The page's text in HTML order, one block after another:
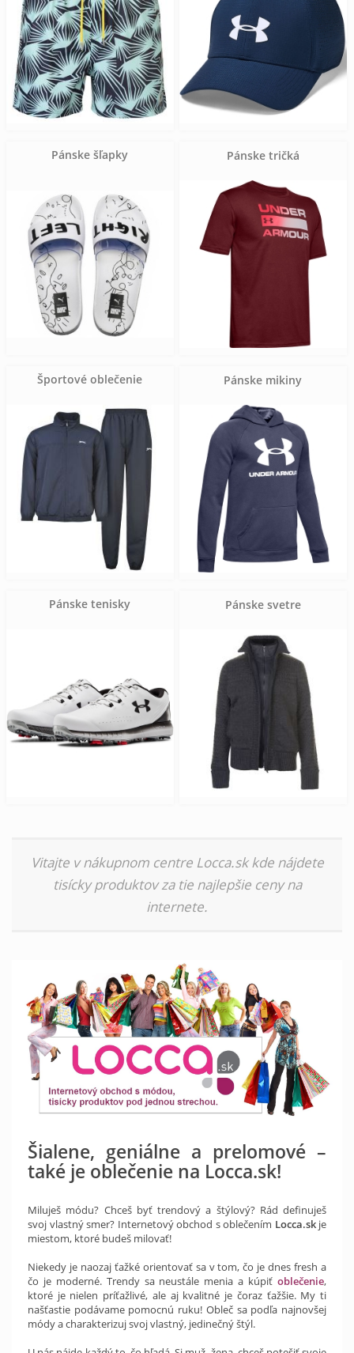
Pánske šľapky Pánske tričká
Športové oblečenie Pánske mikiny
Pánske tenisky Pánske svetre
Vitajte v nákupnom centre Locca.sk kde nájdete
tisícky produktov za tie najlepšie ceny na
internete.
Šialene, geniálne a prelomové –
také je oblečenie na Locca.sk!
Miluješ módu? Chceš byť trendový a štýlový? Rád definuješ
svoj vlastný smer? Internetový obchod s oblečením Locca.skje
miestom, ktoré budeš milovať!
Niekedy je naozaj ťažké orientovať sa v tom, čo je dnes fresh a
čo je moderné. Trendy sa neustále menia a kúpiť oblečenie,
ktoré je nielen príťažlivé, ale aj kvalitné je čoraz ťažšie. My ti
našťastie podávame pomocnú ruku! Obleč sa podľa najnovšej
módy a charakterizuj svoj vlastný, jedinečný štýl.